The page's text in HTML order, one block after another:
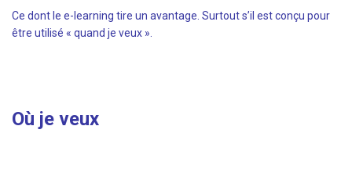
Ce dont le e-learning tire un avantage. Surtout s’il est conçu pour
être utilisé « quand je veux ».
Où je veux